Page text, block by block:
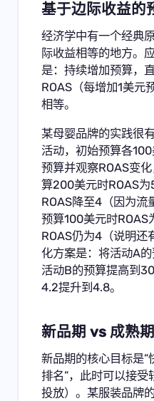
基于边际收益的
经济学中有一个经典
际收益相等的地方。
是：持续增加预算，
ROAS（每增加1美元
相等。
某母婴品牌的实践很
活动，初始预算各
预算并观察ROAS变
算200美元时ROAS
ROAS降至4（因为流
预算100美元时
ROAS仍为4（说明还
化方案是：将活动A
活动B的预算提高到
4.2提升到4.8。
新品期 vs 成熟
新品期的核心目标是
排名”，此时可以接受
投放）。某服装品牌